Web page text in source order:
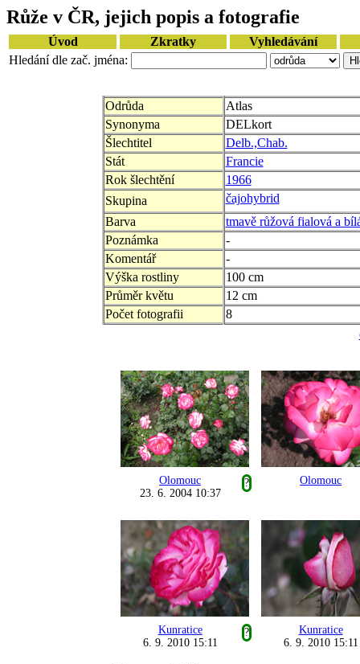
Růže v ČR, jejich popis a fotografie
Úvod Zkratky
Vyhledávání
Hledání dle zač. jména:
Odrůda
Atlas
Synonyma
DELkort
Šlechtitel
Delb.,Chab.
Stát
Francie
Rok šlechtění
1966
Skupina
čajohybrid
Barva
tmavě růžová fialová a
Poznámka
-
Komentář
-
Výška rostliny
100 cm
Průměr květu
12 cm
Počet fotografii
8
Olomouc
?
23. 6. 2004 10:37
Olomouc
Kunratice
?
6. 9. 2010 15:11
Kunratice
6. 9. 2010 15:11